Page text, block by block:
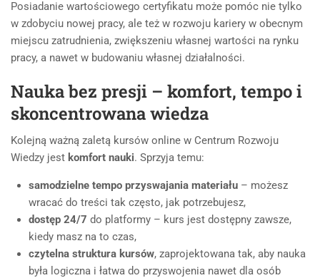
Posiadanie wartościowego certyfikatu może pomóc nie tylko
w zdobyciu nowej pracy, ale też w rozwoju kariery w obecnym
miejscu zatrudnienia, zwiększeniu własnej wartości na rynku
pracy, a nawet w budowaniu własnej działalności.
Nauka bez presji – komfort, tempo i
skoncentrowana wiedza
Kolejną ważną zaletą kursów online w Centrum Rozwoju
Wiedzy jest komfort nauki. Sprzyja temu:
samodzielne tempo przyswajania materiału – możesz
wracać do treści tak często, jak potrzebujesz,
dostęp 24/7 do platformy – kurs jest dostępny zawsze,
kiedy masz na to czas,
czytelna struktura kursów, zaprojektowana tak, aby nauka
była logiczna i łatwa do przyswojenia nawet dla osób